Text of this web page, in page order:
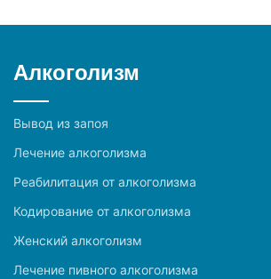
Алкоголизм
Вывод из запоя
Лечение алкоголизма
Реабилитация от алкоголизма
Кодирование от алкоголизма
Женский алкоголизм
Лечение пивного алкоголизма